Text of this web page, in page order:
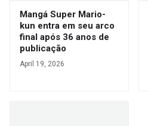
Mangá Super Mario-
kun entra em seu arco
final após 36 anos de
publicação
April 19, 2026